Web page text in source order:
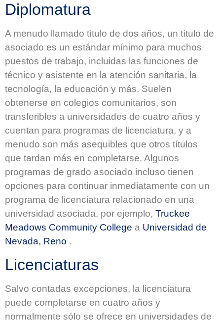
Diplomatura
A menudo llamado título de dos años, un título de
asociado es un estándar mínimo para muchos
puestos de trabajo, incluidas las funciones de
técnico y asistente en la atención sanitaria, la
tecnología, la educación y más. Suelen
obtenerse en colegios comunitarios, son
transferibles a universidades de cuatro años y
cuentan para programas de licenciatura, y a
menudo son más asequibles que otros títulos
que tardan más en completarse. Algunos
programas de grado asociado incluso tienen
opciones para continuar inmediatamente con un
programa de licenciatura relacionado en una
universidad asociada, por ejemplo, Truckee
Meadows Community College a Universidad de
Nevada, Reno .
Licenciaturas
Salvo contadas excepciones, la licenciatura
puede completarse en cuatro años y
normalmente sólo se ofrece en universidades de